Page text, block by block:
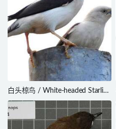
白头椋鸟 / White-headed Starling
/ Sturnia erythropygia